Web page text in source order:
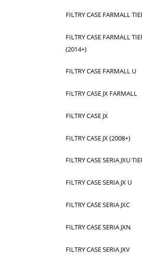
FILTRY CASE FARMALL
FILTRY CASE FARMALL
(2014+)
FILTRY CASE FARMALL U
FILTRY CASE JX FARMALL
FILTRY CASE JX
FILTRY CASE JX (2008+)
FILTRY CASE SERIA JXU
FILTRY CASE SERIA JX U
FILTRY CASE SERIA JXC
FILTRY CASE SERIA JXN
FILTRY CASE SERIA JXV